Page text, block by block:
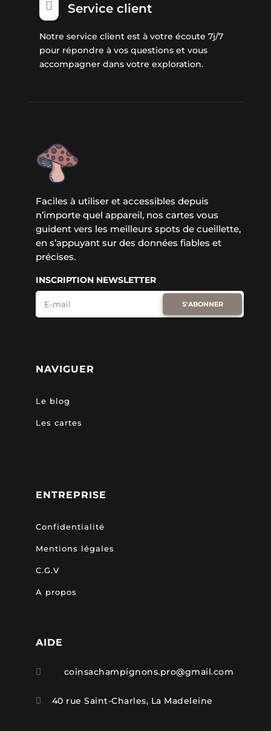
 Service client
Notre service client est à votre écoute 7j/7
pour répondre à vos questions et vous
accompagner dans votre exploration.
Faciles à utiliser et accessibles depuis
n’importe quel appareil, nos cartes vous
guident vers les meilleurs spots de cueillette,
en s’appuyant sur des données fiables et
précises.
INSCRIPTION NEWSLETTER
S'ABONNER
NAVIGUER
Le blog
Les cartes
ENTREPRISE
Confidentialité
Mentions légales
C.G.V
A propos
AIDE
 coinsachampignons.pro@gmail.com
 40 rue Saint-Charles, La Madeleine